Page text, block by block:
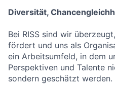
Diversität,
Bei RISS sind wir
fördert und uns als
ein Arbeitsumfeld, in dem
Perspektiven und Talente
sondern geschätzt werden.